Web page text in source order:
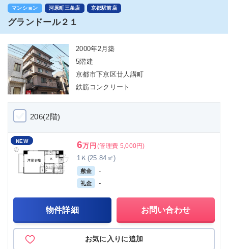
マンション 河原町三条店 京都駅前店
グランドール２１
2000年2月築
5階建
京都市下京区廿人講町
鉄筋コンクリート
206(2階)
NEW 6万円 (管理費 5,000円)
1Ｋ(25.84㎡)
敷金 -
礼金 -
物件詳細 お問い合わせ
お気に入りに追加